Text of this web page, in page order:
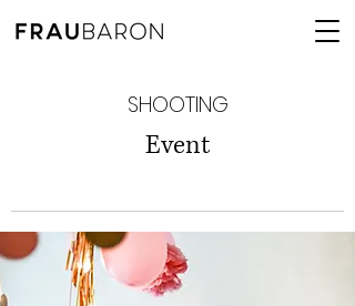
SHOOTING
Event